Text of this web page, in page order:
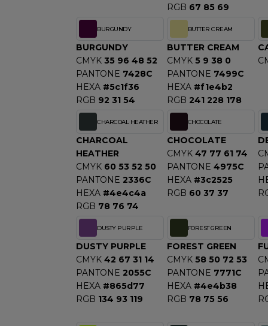
RGB 67 85 69
BURGUNDY
BURGUNDY
CMYK 35 96 48 52
PANTONE 7428C
HEXA #5c1f36
RGB 92 31 54
BUTTER CREAM
BUTTER CREAM
CMYK 5 9 38 0
PANTONE 7499C
HEXA #f1e4b2
RGB 241 228 178
CHARCOAL HEATHER
CHARCOAL
HEATHER
CMYK 60 53 52 50
PANTONE 2336C
HEXA #4e4c4a
RGB 78 76 74
CHOCOLATE
CHOCOLATE
CMYK 47 77 61 74
PANTONE 4975C
HEXA #3c2525
RGB 60 37 37
DUSTY PURPLE
DUSTY PURPLE
CMYK 42 67 31 14
PANTONE 2055C
HEXA #865d77
RGB 134 93 119
FOREST GREEN
FOREST GREEN
CMYK 58 50 72 53
PANTONE 7771C
HEXA #4e4b38
RGB 78 75 56